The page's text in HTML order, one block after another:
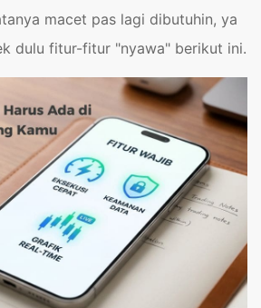
macet pas lagi dibutuhin, ya
dulu fitur-fitur "nyawa" berikut ini.